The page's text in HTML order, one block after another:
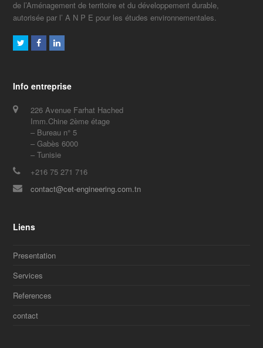
de l’Aménagement de territoire et du développement durable,
autorisée par l’ A N P E pour les études environnementales.
TwitterFacebookLinkedIn
Info entreprise
226 Avenue Farhat Hached
Imm.Chine 2ème étage
– Bureau n° 5
– Gabès 6000
– Tunisie
+216 75 271 716
contact@cet-engineering.com.tn
Liens
Presentation
Services
References
contact